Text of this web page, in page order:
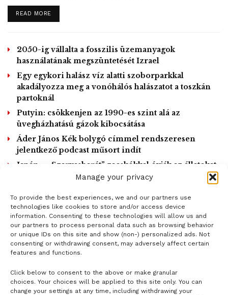
Manage your privacy
To provide the best experiences, we and our partners use
technologies like cookies to store and/or access device
information. Consenting to these technologies will allow us and
our partners to process personal data such as browsing behavior
or unique IDs on this site and show (non-) personalized ads. Not
consenting or withdrawing consent, may adversely affect certain
features and functions.
Click below to consent to the above or make granular
choices. Your choices will be applied to this site only. You can
change your settings at any time, including withdrawing your
READ MOREDETAILS
2050-ig vállalta a fosszilis üzemanyagok
használatának megszüntetését Izrael
Egy egykori halász víz alatti szoborparkkal
akadályozza meg a vonóhálós halászatot a toszkán
partoknál
Putyin: csökkenjen az 1990-es szint alá az
üvegházhatású gázok kibocsátása
Áder János Kék bolygó címmel rendszeresen
jelentkező podcast műsort indít
Japán – „Szarvasbarát” zacskókkal óvják az állatokat
a műanyagszeméttől
LOAD MORE
- H I R D E T É S -